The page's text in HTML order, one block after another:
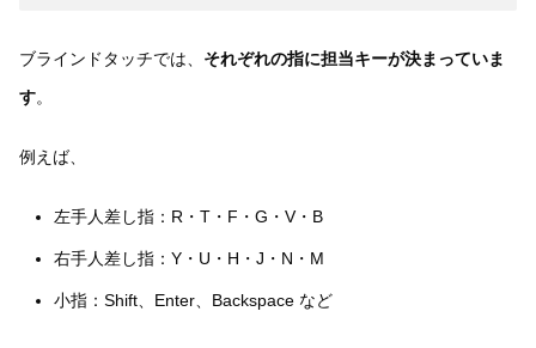
ブラインドタッチでは、 それぞれの指に担当キーが決まっていま
す。
例えば、
左手人差し指：R・T・F・G・V・B
右手人差し指：Y・U・H・J・N・M
小指：Shift、Enter、Backspace など